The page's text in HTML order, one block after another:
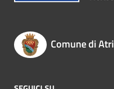
Comune di Atri